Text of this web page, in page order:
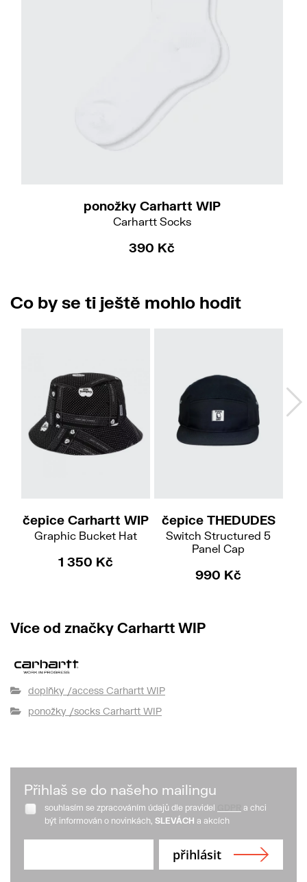
ponožky Carhartt WIP
Carhartt Socks
390 Kč
Co by se ti ještě mohlo hodit
čepice Carhartt WIP
Graphic Bucket Hat
1 350 Kč
čepice THEDUDES
Switch Structured 5
Panel Cap
990 Kč
Více od značky Carhartt WIP
doplňky /access Carhartt WIP
ponožky /socks Carhartt WIP
Přihlaš se do našeho mailingu
souhlasím se zpracováním údajů dle pravidel
a chci
být informován o novinkách, SLEVÁCH a akcích